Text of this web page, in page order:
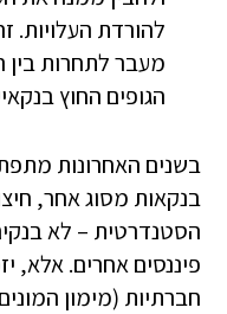
להורדת העלויות.
מעבר לתחרות בין
הגופים החוץ
בשנים האחרונות
בנקאות מסוג אחר,
הסטנדרטית – לא
פיננסים אחרים. אלא,
חברתיות (מימון